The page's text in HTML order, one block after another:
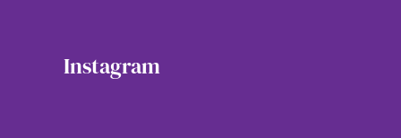
Instagram